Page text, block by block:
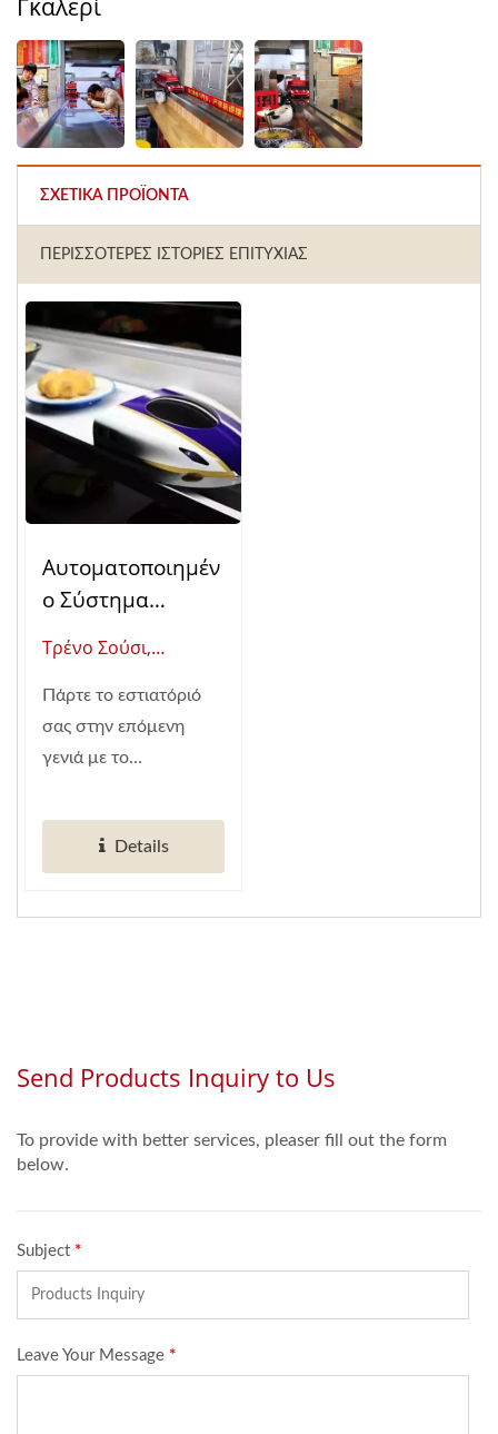
Γκαλερί
ΣΧΕΤΙΚΆ ΠΡΟΪΌΝΤΑ
ΠΕΡΙΣΣΌΤΕΡΕΣ ΙΣΤΟΡΊΕΣ ΕΠΙΤΥΧΊΑΣ
Αυτοματοποιημέν
Ο Σύστημα
Φαγητού
Shinkansen
(Τρένο Σούσι)
Τρένο Σούσι,
(Παγκόσμιος
Προμηθευτής
Έξυπνης
Εστιατορίων)
Πάρτε το εστιατόριό
σας στην επόμενη
γενιά με το
Details